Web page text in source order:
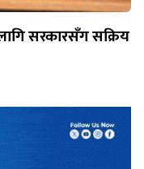
सरकारसँग सक्रिय